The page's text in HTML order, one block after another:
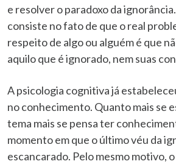
e resolver o paradoxo da
consiste no fato de que o real
respeito de algo ou alguém é que
aquilo que é ignorado, nem suas
A psicologia cognitiva já
no conhecimento. Quanto mais se
tema mais se pensa ter
momento em que o último véu da
escancarado. Pelo mesmo motivo,